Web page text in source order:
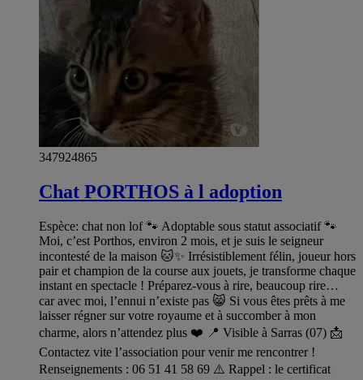
347924865
Chat PORTHOS à l adoption
Espèce: chat non lof 🐾 Adoptable sous statut associatif 🐾
Moi, c’est Porthos, environ 2 mois, et je suis le seigneur
incontesté de la maison 🐱✨ Irrésistiblement félin, joueur hors
pair et champion de la course aux jouets, je transforme chaque
instant en spectacle ! Préparez-vous à rire, beaucoup rire…
car avec moi, l’ennui n’existe pas 😸 Si vous êtes prêts à me
laisser régner sur votre royaume et à succomber à mon
charme, alors n’attendez plus ❤️ 📍 Visible à Sarras (07) 📩
Contactez vite l’association pour venir me rencontrer !
Renseignements : 06 51 41 58 69 ⚠️ Rappel : le certificat